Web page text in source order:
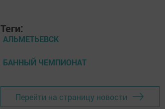
Теги:
АЛЬМЕТЬЕВСК
БАННЫЙ ЧЕМПИОНАТ
Перейти на страницу новости